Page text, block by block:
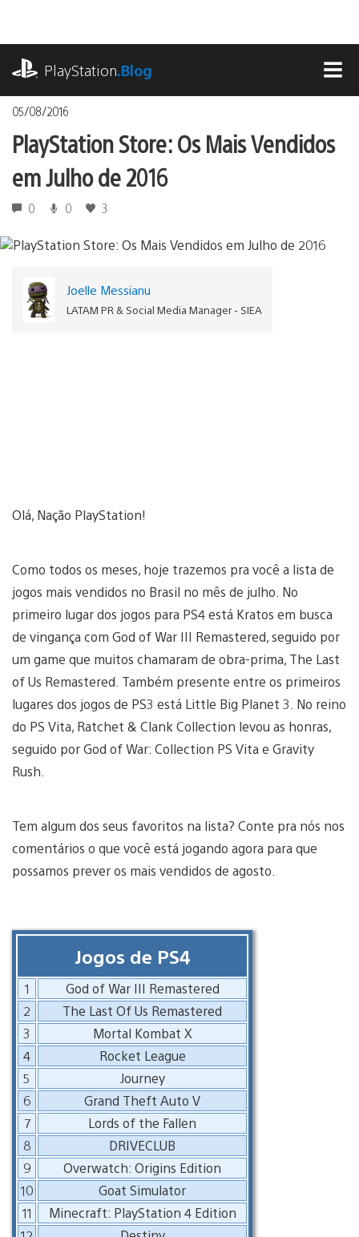
o
conteúdoPlayStation.Blog
05/08/2016
PlayStation Store: Os Mais Vendidos
em Julho de 2016
0 0 3
Joelle Messianu
LATAM PR & Social Media Manager - SIEA
Olá, Nação PlayStation!
Como todos os meses, hoje trazemos pra você a lista de
jogos mais vendidos no Brasil no mês de julho. No
primeiro lugar dos jogos para PS4 está Kratos em busca
de vingança com God of War III Remastered, seguido por
um game que muitos chamaram de obra-prima, The Last
of Us Remastered. Também presente entre os primeiros
lugares dos jogos de PS3 está Little Big Planet 3. No reino
do PS Vita, Ratchet & Clank Collection levou as honras,
seguido por God of War: Collection PS Vita e Gravity
Rush.
Tem algum dos seus favoritos na lista? Conte pra nós nos
comentários o que você está jogando agora para que
possamos prever os mais vendidos de agosto.
Jogos de PS4
1
God of War III Remastered
2
The Last Of Us Remastered
3
Mortal Kombat X
4
Rocket League
5
Journey
6
Grand Theft Auto V
7
Lords of the Fallen
8
DRIVECLUB
9
Overwatch: Origins Edition
10
Goat Simulator
11
Minecraft: PlayStation 4 Edition